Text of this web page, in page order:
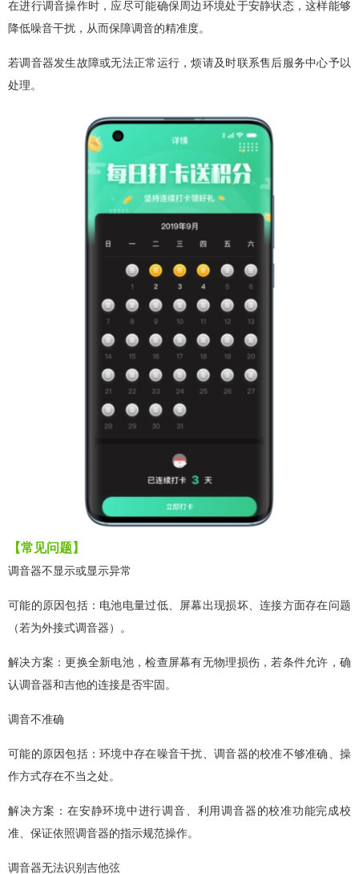
在进行调音操作时，应尽可能确保周边环境处于安静状态，这样能够
降低噪音干扰，从而保障调音的精准度。
若调音器发生故障或无法正常运行，烦请及时联系售后服务中心予以
处理。
【常见问题】
调音器不显示或显示异常
可能的原因包括：电池电量过低、屏幕出现损坏、连接方面存在问题
（若为外接式调音器）。
解决方案：更换全新电池，检查屏幕有无物理损伤，若条件允许，确
认调音器和吉他的连接是否牢固。
调音不准确
可能的原因包括：环境中存在噪音干扰、调音器的校准不够准确、操
作方式存在不当之处。
解决方案：在安静环境中进行调音、利用调音器的校准功能完成校
准、保证依照调音器的指示规范操作。
调音器无法识别吉他弦